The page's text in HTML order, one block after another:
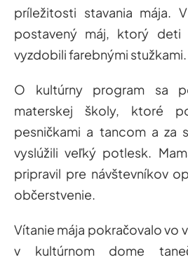
príležitosti stavania mája.
postavený máj, ktorý deti
vyzdobili farebnými stužkami.
O kultúrny program sa
materskej školy, ktoré
pesničkami a tancom a za
vyslúžili veľký potlesk.
pripravil pre návštevníkov
občerstvenie.
Vítanie mája pokračovalo vo
v kultúrnom dome